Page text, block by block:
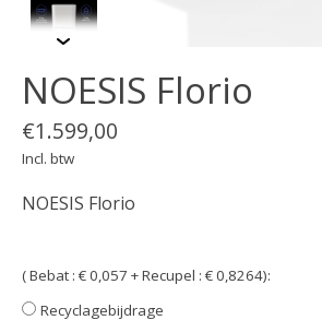
NOESIS Florio
€1.599,00
Incl. btw
NOESIS Florio
( Bebat : € 0,057 + Recupel : € 0,8264):
Recyclagebijdrage